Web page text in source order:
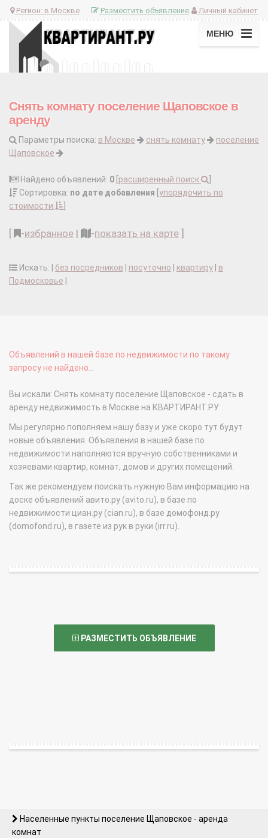
Регион: в Москве Личный кабинет
Разместить объявление
МЕНЮ
Снять комнату поселение Щаповское в
аренду
Параметры поиска: в Москве снять комнату
поселение
Щаповское
Найдено объявлений: 0 расширенный поиск
Сортировка: по дате добавления упорядочить по
стоимости
-избранное | -показать на карте
Искать: | без посредников посуточно квартиру
в
Подмосковье
Объявлений в нашей базе по недвижимости по такому
запросу не найдено...
Вы искали: Снять комнату поселение Щаповское - сдать в
аренду недвижимость в Москве на КВАРТИРАНТ.РУ
Мы регулярно пополняем нашу базу и уже скоро тут будут
новые объявления. Объявления в нашей базе по
недвижимости наполняются вручную собственниками и
хозяевами квартир, комнат, домов и других помещений.
Так же рекомендуем поискать нужную Вам информацию на
доске объявлений авито.ру (avito.ru), в базе по
недвижимости циан.ру (cian.ru), в базе домофонд.ру
(domofond.ru), в газете из рук в руки (irr.ru).
РАЗМЕСТИТЬ ОБЪЯВЛЕНИЕ
Населенные пункты поселение Щаповское - аренда
комнат